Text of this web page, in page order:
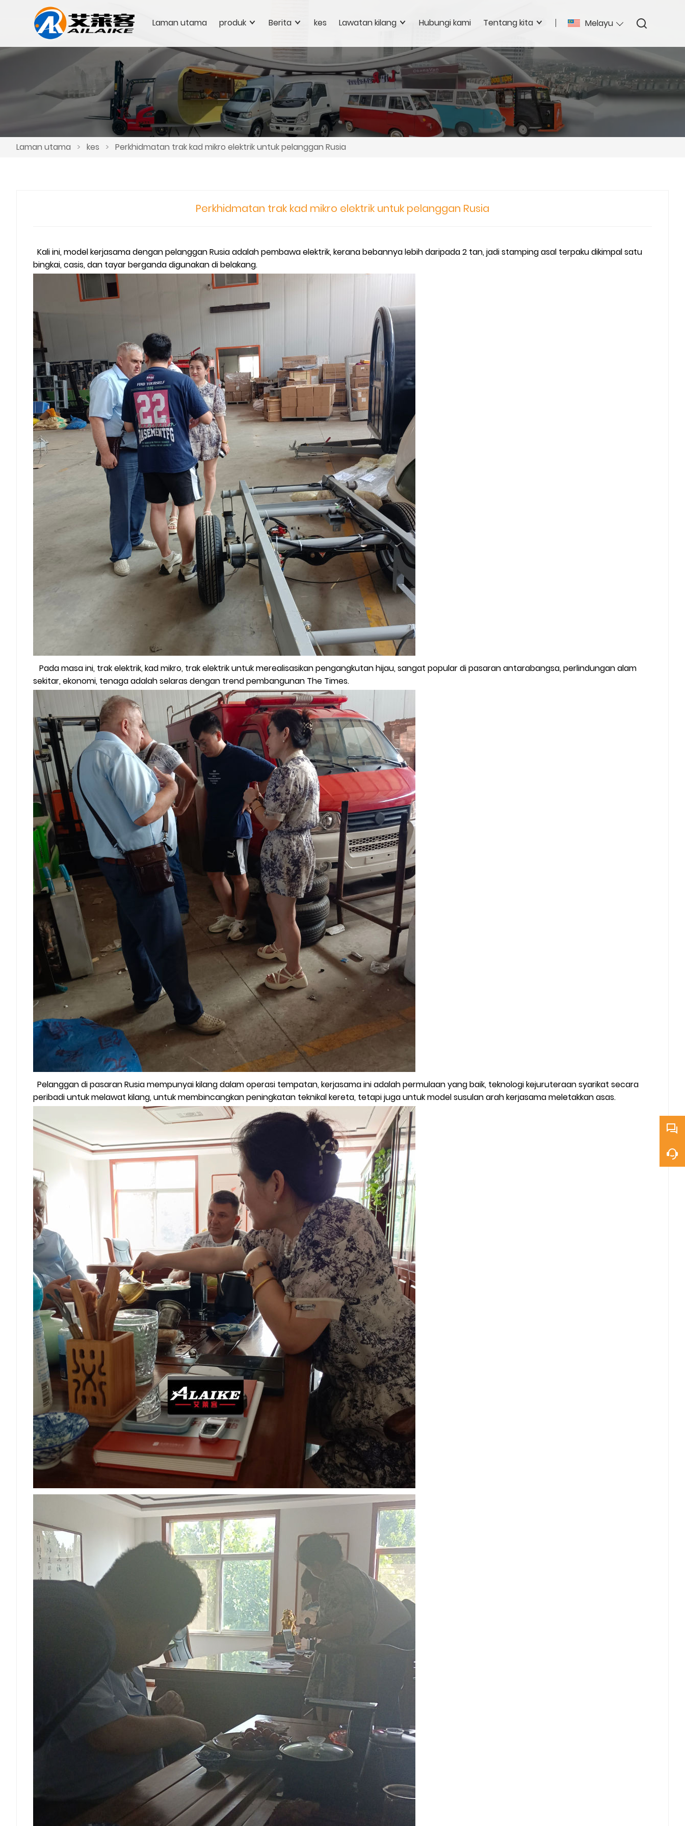
Melayu
Laman utama produk Berita kes Lawatan kilang Hubungi kami Tentang kita
Laman utama > kes > Perkhidmatan trak kad mikro elektrik untuk pelanggan Rusia
Perkhidmatan trak kad mikro elektrik untuk pelanggan Rusia
Kali ini, model kerjasama dengan pelanggan Rusia adalah pembawa elektrik, kerana bebannya lebih daripada 2 tan, jadi stamping asal terpaku dikimpal satu
bingkai, casis, dan tayar berganda digunakan di belakang.
Pada masa ini, trak elektrik, kad mikro, trak elektrik untuk merealisasikan pengangkutan hijau, sangat popular di pasaran antarabangsa, perlindungan alam
sekitar, ekonomi, tenaga adalah selaras dengan trend pembangunan The Times.
Pelanggan di pasaran Rusia mempunyai kilang dalam operasi tempatan, kerjasama ini adalah permulaan yang baik, teknologi kejuruteraan syarikat secara
peribadi untuk melawat kilang, untuk membincangkan peningkatan teknikal kereta, tetapi juga untuk model susulan arah kerjasama meletakkan asas.